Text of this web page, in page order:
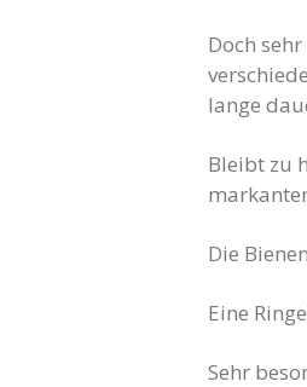
Doch
lange
Bleibt zu
Die
Eine
Sehr